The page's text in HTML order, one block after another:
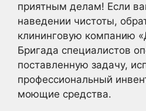
приятным делам! Если
наведении чистоты,
клининговую компанию
Бригада специалистов
поставленную задачу,
профессиональный
моющие средства.